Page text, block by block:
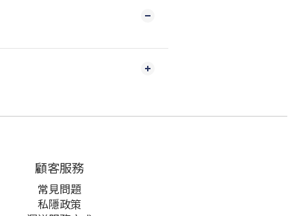
顧客服務
常見問題
私隱政策